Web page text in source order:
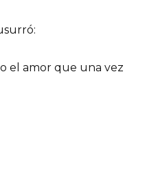
el amor que una vez